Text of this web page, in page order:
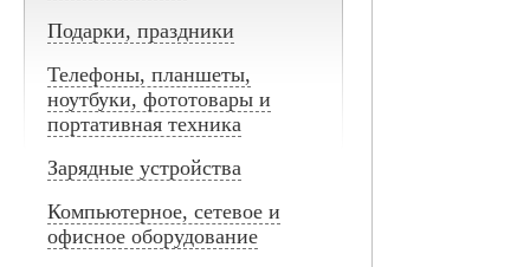
Подарки, праздники
Телефоны, планшеты,
ноутбуки, фототовары и
портативная техника
Зарядные устройства
Компьютерное, сетевое и
офисное оборудование